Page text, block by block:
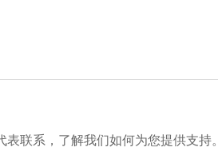
联系，了解我们如何为您提供支持。